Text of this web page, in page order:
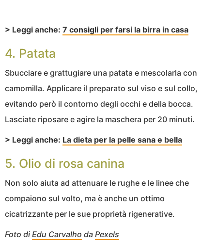
> Leggi anche: 7 consigli per farsi la birra in casa
4. Patata
Sbucciare e grattugiare una patata e mescolarla con
camomilla. Applicare il preparato sul viso e sul collo,
evitando però il contorno degli occhi e della bocca.
Lasciate riposare e agire la maschera per 20 minuti.
> Leggi anche: La dieta per la pelle sana e bella
5. Olio di rosa canina
Non solo aiuta ad attenuare le rughe e le linee che
compaiono sul volto, ma è anche un ottimo
cicatrizzante per le sue proprietà rigenerative.
Foto di Edu Carvalho da Pexels